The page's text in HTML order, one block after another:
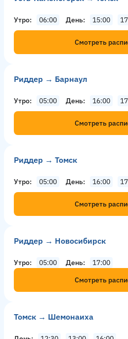
Утро 06:00 День 15:00
Смотреть
Риддер → Барнаул
Утро 05:00 День 16:00
Смотреть
Риддер → Томск
Утро 05:00 День 16:00
Смотреть
Риддер → Новосибирск
Утро 05:00 День
17:00
Смотреть
Томск → Шемонаиха